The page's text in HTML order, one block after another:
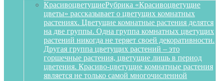
КрасивоцветущиеРубрика «Красивоцветущие
цветы» рассказывает о цветущих комнатных
растениях. Цветущие комнатные растения делятся
на две группы. Одна группа комнатных цветущих
растений никогда не теряет своей декоративности.
Другая группа цветущих растений – это
горшечные растения, цветущие лишь в период
цветения. Красиво-цветущие комнатные растения
является не только самой многочисленной